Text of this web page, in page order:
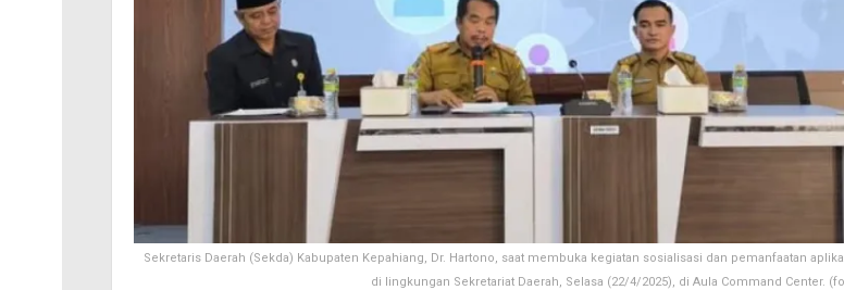
Sekretaris Daerah (Sekda) Kabupaten Kepahiang, Dr. Hartono, saat membuka kegiatan sosialisasi dan pemanfaatan
di lingkungan Sekretariat Daerah, Selasa (22/4/2025), di Aula Command Center.